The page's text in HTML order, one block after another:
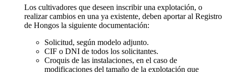
Los cultivadores que deseen inscribir una explotación, o
realizar cambios en una ya existente, deben aportar al Registro
de Hongos la siguiente documentación:
Solicitud, según modelo adjunto.
CIF o DNI de todos los solicitantes.
Croquis de las instalaciones, en el caso de
modificaciones del tamaño de la explotación que